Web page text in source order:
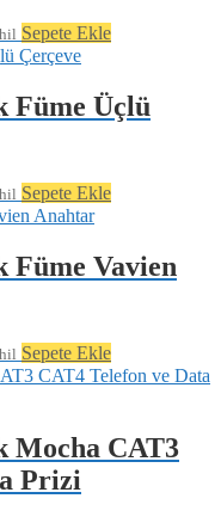
Sepete Ekle
Füme Üçlü
Sepete Ekle
Vavien
Sepete Ekle
Mocha CAT3
Prizi